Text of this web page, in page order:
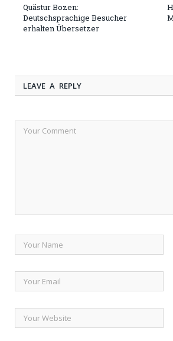
Quästur Bozen:
Deutschsprachige Besucher
erhalten Übersetzer
LEAVE A REPLY